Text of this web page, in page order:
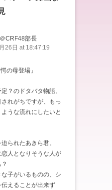
CRF48部長
26日 at 18:47:19
の母登場」
？のドタバタ物語。
れがちですが、もっ
うな流れにしたいと
られたあきら君。
人となりそうな人が
子がいるものの、シ
えることが出来ず